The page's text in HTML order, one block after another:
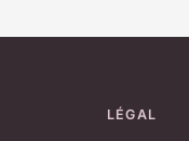
LÉGAL